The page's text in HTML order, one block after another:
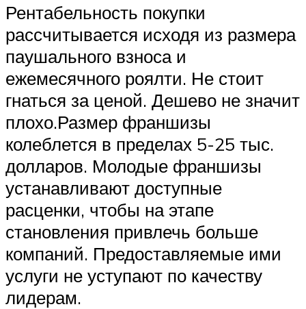
Рентабельность покупки
рассчитывается исходя из размера
паушального взноса и
ежемесячного роялти. Не стоит
гнаться за ценой. Дешево не значит
плохо.Размер франшизы
колеблется в пределах 5-25 тыс.
долларов. Молодые франшизы
устанавливают доступные
расценки, чтобы на этапе
становления привлечь больше
компаний. Предоставляемые ими
услуги не уступают по качеству
лидерам.